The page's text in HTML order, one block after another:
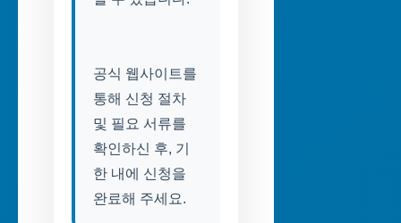
공식 웹사이트를
통해 신청 절차
및 필요 서류를
확인하신 후, 기
한 내에 신청을